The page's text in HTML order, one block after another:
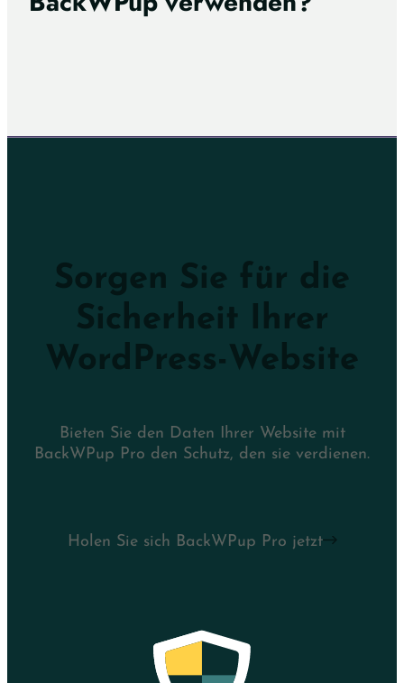
Sorgen Sie für die
Sicherheit Ihrer
WordPress-Website
Bieten Sie den Daten Ihrer Website mit
BackWPup Pro den Schutz, den sie verdienen.
Holen Sie sich BackWPup Pro jetzt